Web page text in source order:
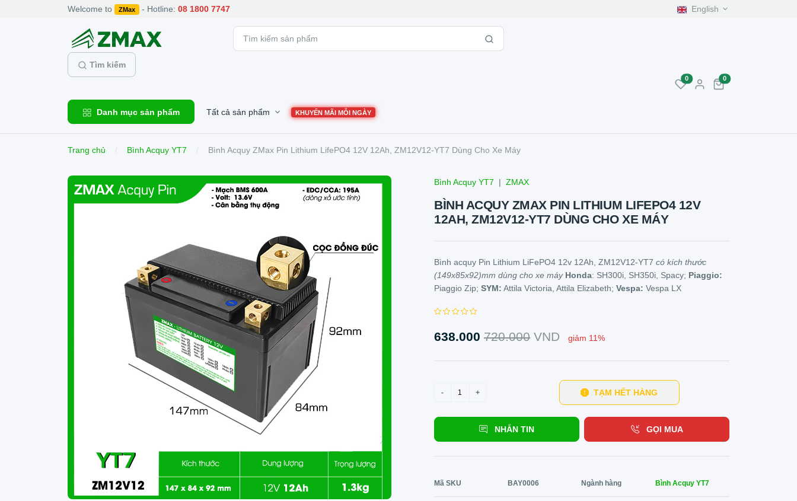
Welcome to ZMax - Hotline: 08 1800 7747 English
Tìm kiếm
unread messages
0 unread messages
0
Danh mục sản phẩm Tất cả sản phẩm KHUYẾN MÃI MỖI NGÀY
Trang chủ Bình Acquy YT7 Bình Acquy ZMax Pin Lithium LifePO4 12V 12Ah, ZM12V12-YT7 Dùng Cho Xe Máy
Bình Acquy YT7 | ZMAX
BÌNH ACQUY ZMAX PIN LITHIUM LIFEPO4 12V
12AH, ZM12V12-YT7 DÙNG CHO XE MÁY
Bình acquy Pin Lithium LiFePO4 12v 12Ah, ZM12V12-YT7 có kích thước
(149x85x92)mm dùng cho xe máy Honda: SH300i, SH350i, Spacy; Piaggio:
Piaggio Zip; SYM: Attila Victoria, Attila Elizabeth; Vespa: Vespa LX
638.000 720.000 VND giảm 11%
TẠM HẾT HÀNG
NHẮN TIN GỌI MUA
Mã SKU BAY0006 Ngành hàng Bình Acquy YT7